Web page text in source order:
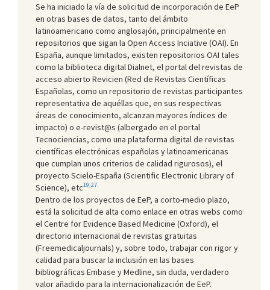
Se ha iniciado la vía de solicitud de incorporación de EeP
en otras bases de datos, tanto del ámbito
latinoamericano como anglosajón, principalmente en
repositorios que sigan la Open Access Inciative (OAI). En
España, aunque limitados, existen repositorios OAI tales
como la biblioteca digital Dialnet, el portal del revistas de
acceso abierto Revicien (Red de Revistas Científicas
Españolas, como un repositorio de revistas participantes
representativa de aquéllas que, en sus respectivas
áreas de conocimiento, alcanzan mayores índices de
impacto) o e-revist@s (albergado en el portal
Tecnociencias, como una plataforma digital de revistas
científicas electrónicas españolas y latinoamericanas
que cumplan unos criterios de calidad rigurosos), el
proyecto Scielo-España (Scientific Electronic Library of
Science), etc19,27.
Dentro de los proyectos de EeP, a corto-medio plazo,
está la solicitud de alta como enlace en otras webs como
el Centre for Evidence Based Medicine (Oxford), el
directorio internacional de revistas gratuitas
(Freemedicaljournals) y, sobre todo, trabajar con rigor y
calidad para buscar la inclusión en las bases
bibliográficas Embase y Medline, sin duda, verdadero
valor añadido para la internacionalización de EeP.